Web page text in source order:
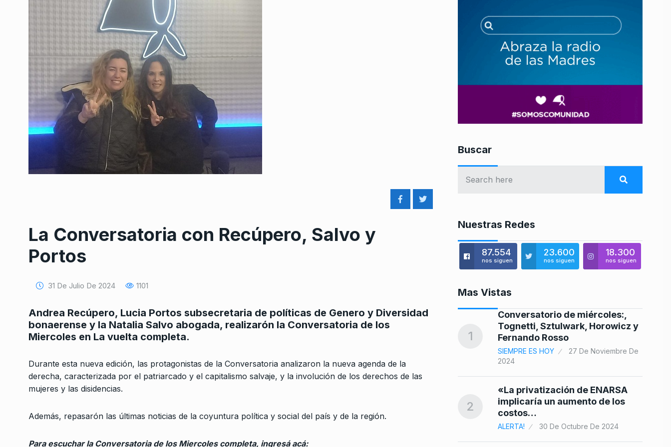
La Conversatoria con Recúpero, Salvo y
Portos
31 De Julio De 2024 1101
Andrea Recúpero, Lucia Portos subsecretaria de políticas de Genero y Diversidad
bonaerense y la Natalia Salvo abogada, realizarón la Conversatoria de los
Miercoles en La vuelta completa.
Durante esta nueva edición, las protagonistas de la Conversatoria analizaron la nueva agenda de la
derecha, caracterizada por el patriarcado y el capitalismo salvaje, y la involución de los derechos de las
mujeres y las disidencias.
Además, repasarón las últimas noticias de la coyuntura política y social del país y de la región.
Para escuchar la Conversatoria de los Miercoles completa, ingresá acá:
Buscar
Nuestras Redes
87.554
nos siguen
23.600
nos siguen
18.300
nos siguen
Mas Vistas
1
Conversatorio de miércoles:,
Tognetti, Sztulwark, Horowicz y
Fernando Rosso
2024
costos…
8
Oscar Laborde: «La llegada de
Argentina a los BRICS es…
9
“MILEI HOY PUEDE DAR UN
DISCURSO LINDO Y DESPUÉS
1
Conversatorio de miércoles:,
Tognetti, Sztulwark, Horowicz y
Fernando Rosso
SIEMPRE ES HOY
27 De Noviembre De
2024
2
«La privatización de ENARSA
implicaría un aumento de los
costos…
ALERTA! 30 De Octubre De 2024